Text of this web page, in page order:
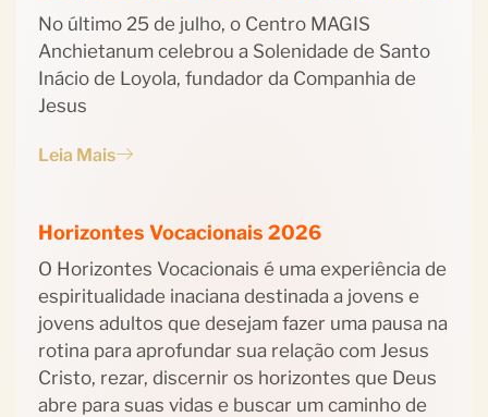
No último 25 de julho, o Centro MAGIS
Anchietanum celebrou a Solenidade de Santo
Inácio de Loyola, fundador da Companhia de
Jesus
Leia Mais
Horizontes Vocacionais 2026
O Horizontes Vocacionais é uma experiência de
espiritualidade inaciana destinada a jovens e
jovens adultos que desejam fazer uma pausa na
rotina para aprofundar sua relação com Jesus
Cristo, rezar, discernir os horizontes que Deus
abre para suas vidas e buscar um caminho de